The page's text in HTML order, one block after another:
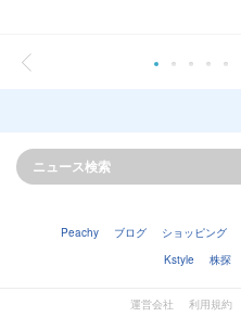
Peachy ブログ ショッピング
Kstyle
株探
運営会社 利用規約